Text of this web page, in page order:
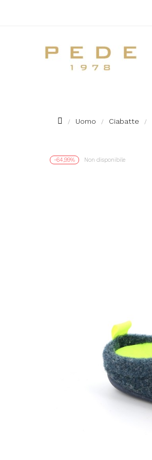
Uomo Ciabatte
-64,99% Non disponibile